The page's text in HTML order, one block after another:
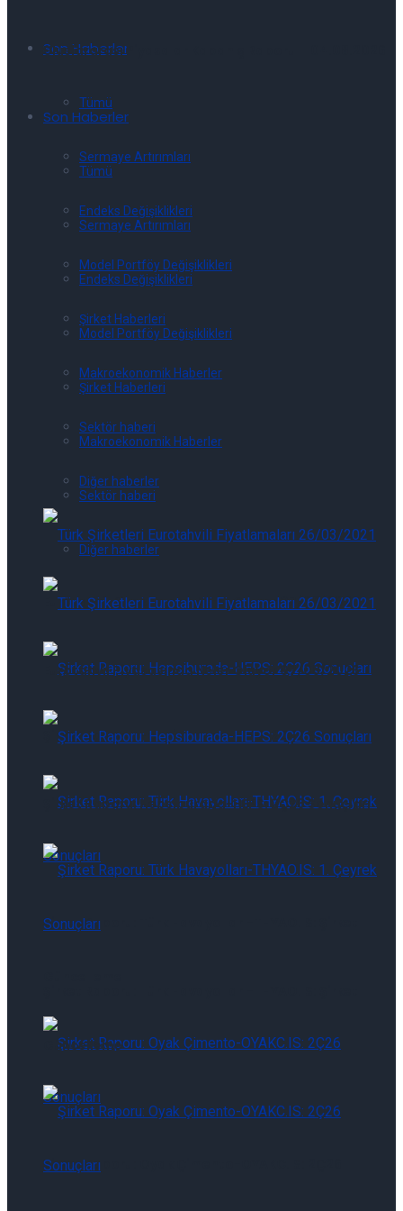
Son Haberler
Tümü
Sermaye Artırımları
Endeks Değişiklikleri
Model Portföy Değişiklikleri
Şirket Haberleri
Makroekonomik Haberler
Sektör haberi
Diğer haberler
Eurotahvil Piyasasında Neler Oluyor 07/08/2026
Şirket Raporu: Hepsiburada-HEPS: 2Ç26 Sonuçları
Şirket Raporu: Türk Havayolları-THYAO.IS: Şirket
Şirket Raporu: Oyak Çimento-OYAKC.IS: 2Ç26
Uluslararası Piyasalar Kapanış Raporu – 04.08.2026
Son Haberler
Tümü
Sermaye Artırımları
Endeks Değişiklikleri
Model Portföy Değişiklikleri
Şirket Haberleri
Makroekonomik Haberler
Sektör haberi
Diğer haberler
Eurotahvil Piyasasında Neler Oluyor 07/08/2026
Şirket Raporu: Hepsiburada-HEPS: 2Ç26 Sonuçları
Güncelleme